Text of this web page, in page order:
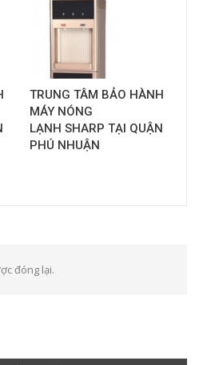
TRUNG TÂM BẢO HÀNH
MÁY NÓNG
LẠNH SHARP TẠI QUẬN
PHÚ NHUẬN
đóng lại.